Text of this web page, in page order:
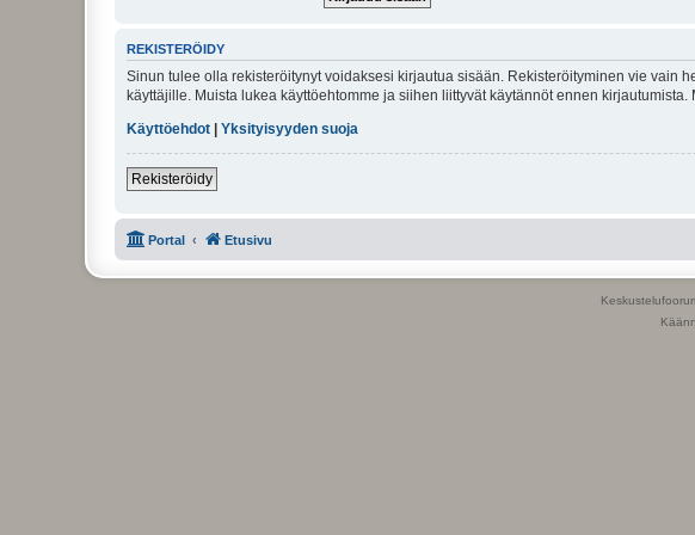
REKISTERÖIDY
Sinun tulee olla rekisteröitynyt voidaksesi kirjautua sisään. Rekisteröityminen vie vain
käyttäjille. Muista lukea käyttöehtomme ja siihen liittyvät käytännöt ennen
Käyttöehdot
Yksityisyyden suoja
Rekisteröidy
Portal Etusivu